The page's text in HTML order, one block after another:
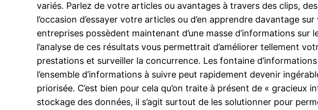
variés. Parlez de votre articles ou avantages à travers des clips,
l’occasion d’essayer votre articles ou d’en apprendre davantage
entreprises possèdent maintenant d’une masse d’informations
l’analyse de ces résultats vous permettrait d’améliorer tellement
prestations et surveiller la concurrence. Les fontaine
l’ensemble d’informations à suivre peut rapidement devenir
priorisée. C’est bien pour cela qu’on traite à présent de «
stockage des données, il s’agit surtout de les solutionner pour